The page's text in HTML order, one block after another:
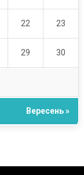
22 23
29 30
Вересень »